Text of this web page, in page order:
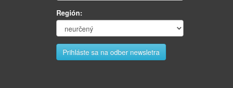
Región: